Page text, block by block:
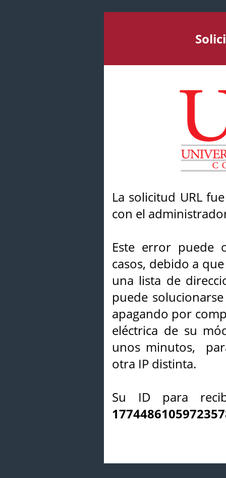
La solicitud URL
con el
Este error puede
casos, debido a
una lista de
puede
apagando por
eléctrica de su
unos minutos,
otra IP distinta.
Su ID para